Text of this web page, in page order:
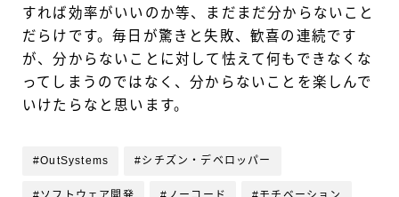
すれば効率がいいのか等、まだまだ分からないこと
だらけです。毎日が驚きと失敗、歓喜の連続です
が、分からないことに対して怯えて何もできなくな
ってしまうのではなく、分からないことを楽しんで
いけたらなと思います。
#OutSystems #シチズン・デベロッパー